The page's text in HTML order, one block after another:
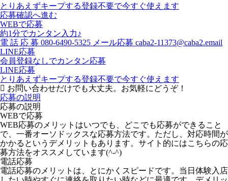
とりあえずキープする登録不要で今すぐ使えます
応募確認へ進む
WEBで応募
約1分でカンタン入力♪
電 話 応 募 080-6490-5325 メール応募 caba2-11373@caba2.email
LINE応募
会員登録なしでカンタン応募
LINE応募
とりあえずキープする登録不要で今すぐ使えます
お問い合わせだけでも大丈夫。お気軽にどうぞ！
応募の説明
応募の説明
WEBで応募
WEB応募のメリットはいつでも、どこでも応募ができること
で、一番オーソドックスな応募方法です。ただし、対応時間が
かかるというデメリットもあります。サイト的にはこちらの応
募方法をオススメしています(^-^)
電話応募
電話応募のメリットは、とにかくスピードです。当日体験入店